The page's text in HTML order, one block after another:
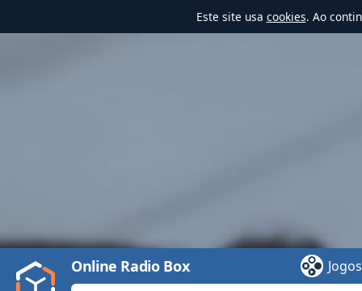
Este site usa cookies. Ao
Play
Video
Play
Online Radio Box Jogos